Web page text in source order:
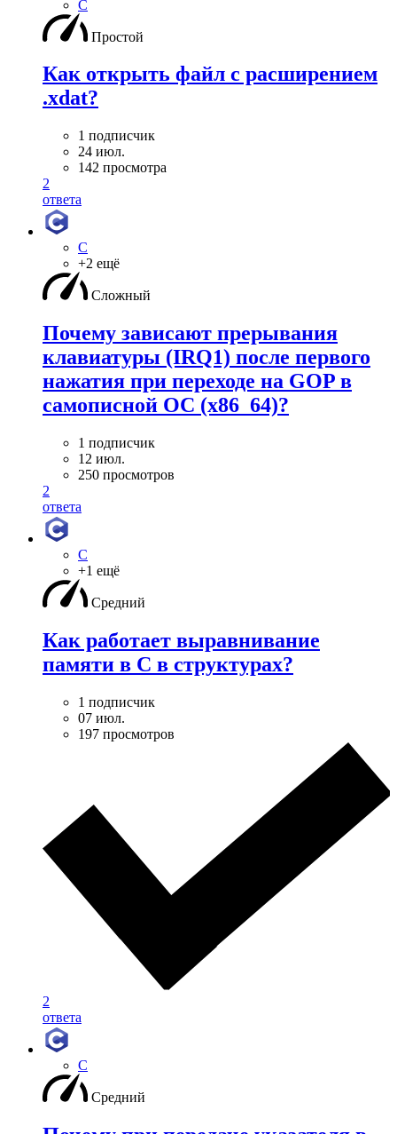
C
Простой
Как открыть файл с расширением
.xdat?
1 подписчик
24 июл.
142 просмотра
2
ответа
C
+2 ещё
Сложный
Почему зависают прерывания
клавиатуры (IRQ1) после первого
нажатия при переходе на GOP в
самописной ОС (x86_64)?
1 подписчик
12 июл.
250 просмотров
2
ответа
C
+1 ещё
Средний
Как работает выравнивание
памяти в С в структурах?
1 подписчик
07 июл.
197 просмотров
2
ответа
C
Средний